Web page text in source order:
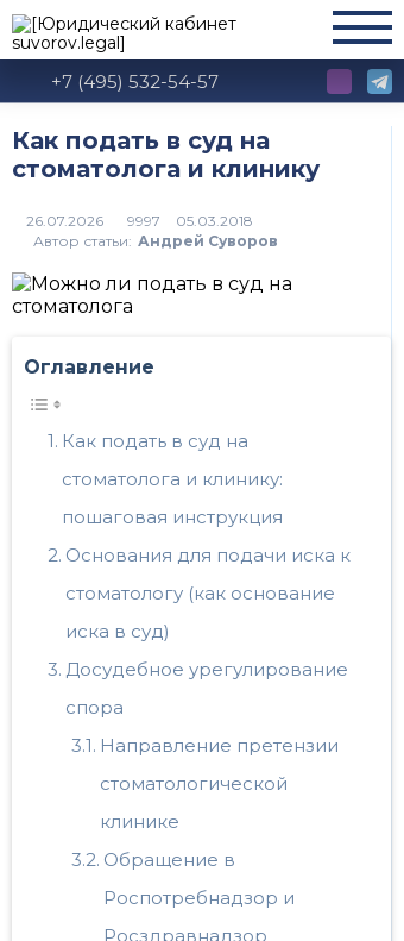
+7 (495) 532-54-57
Как подать в суд на
стоматолога и клинику
9997
Автор статьи: Андрей Суворов
Оглавление
Как подать в суд на
стоматолога и клинику:
пошаговая инструкция
Основания для подачи иска к
стоматологу (как основание
иска в суд)
Досудебное урегулирование
спора
Направление претензии
стоматологической
клинике
Обращение в
Роспотребнадзор и
Росздравнадзор